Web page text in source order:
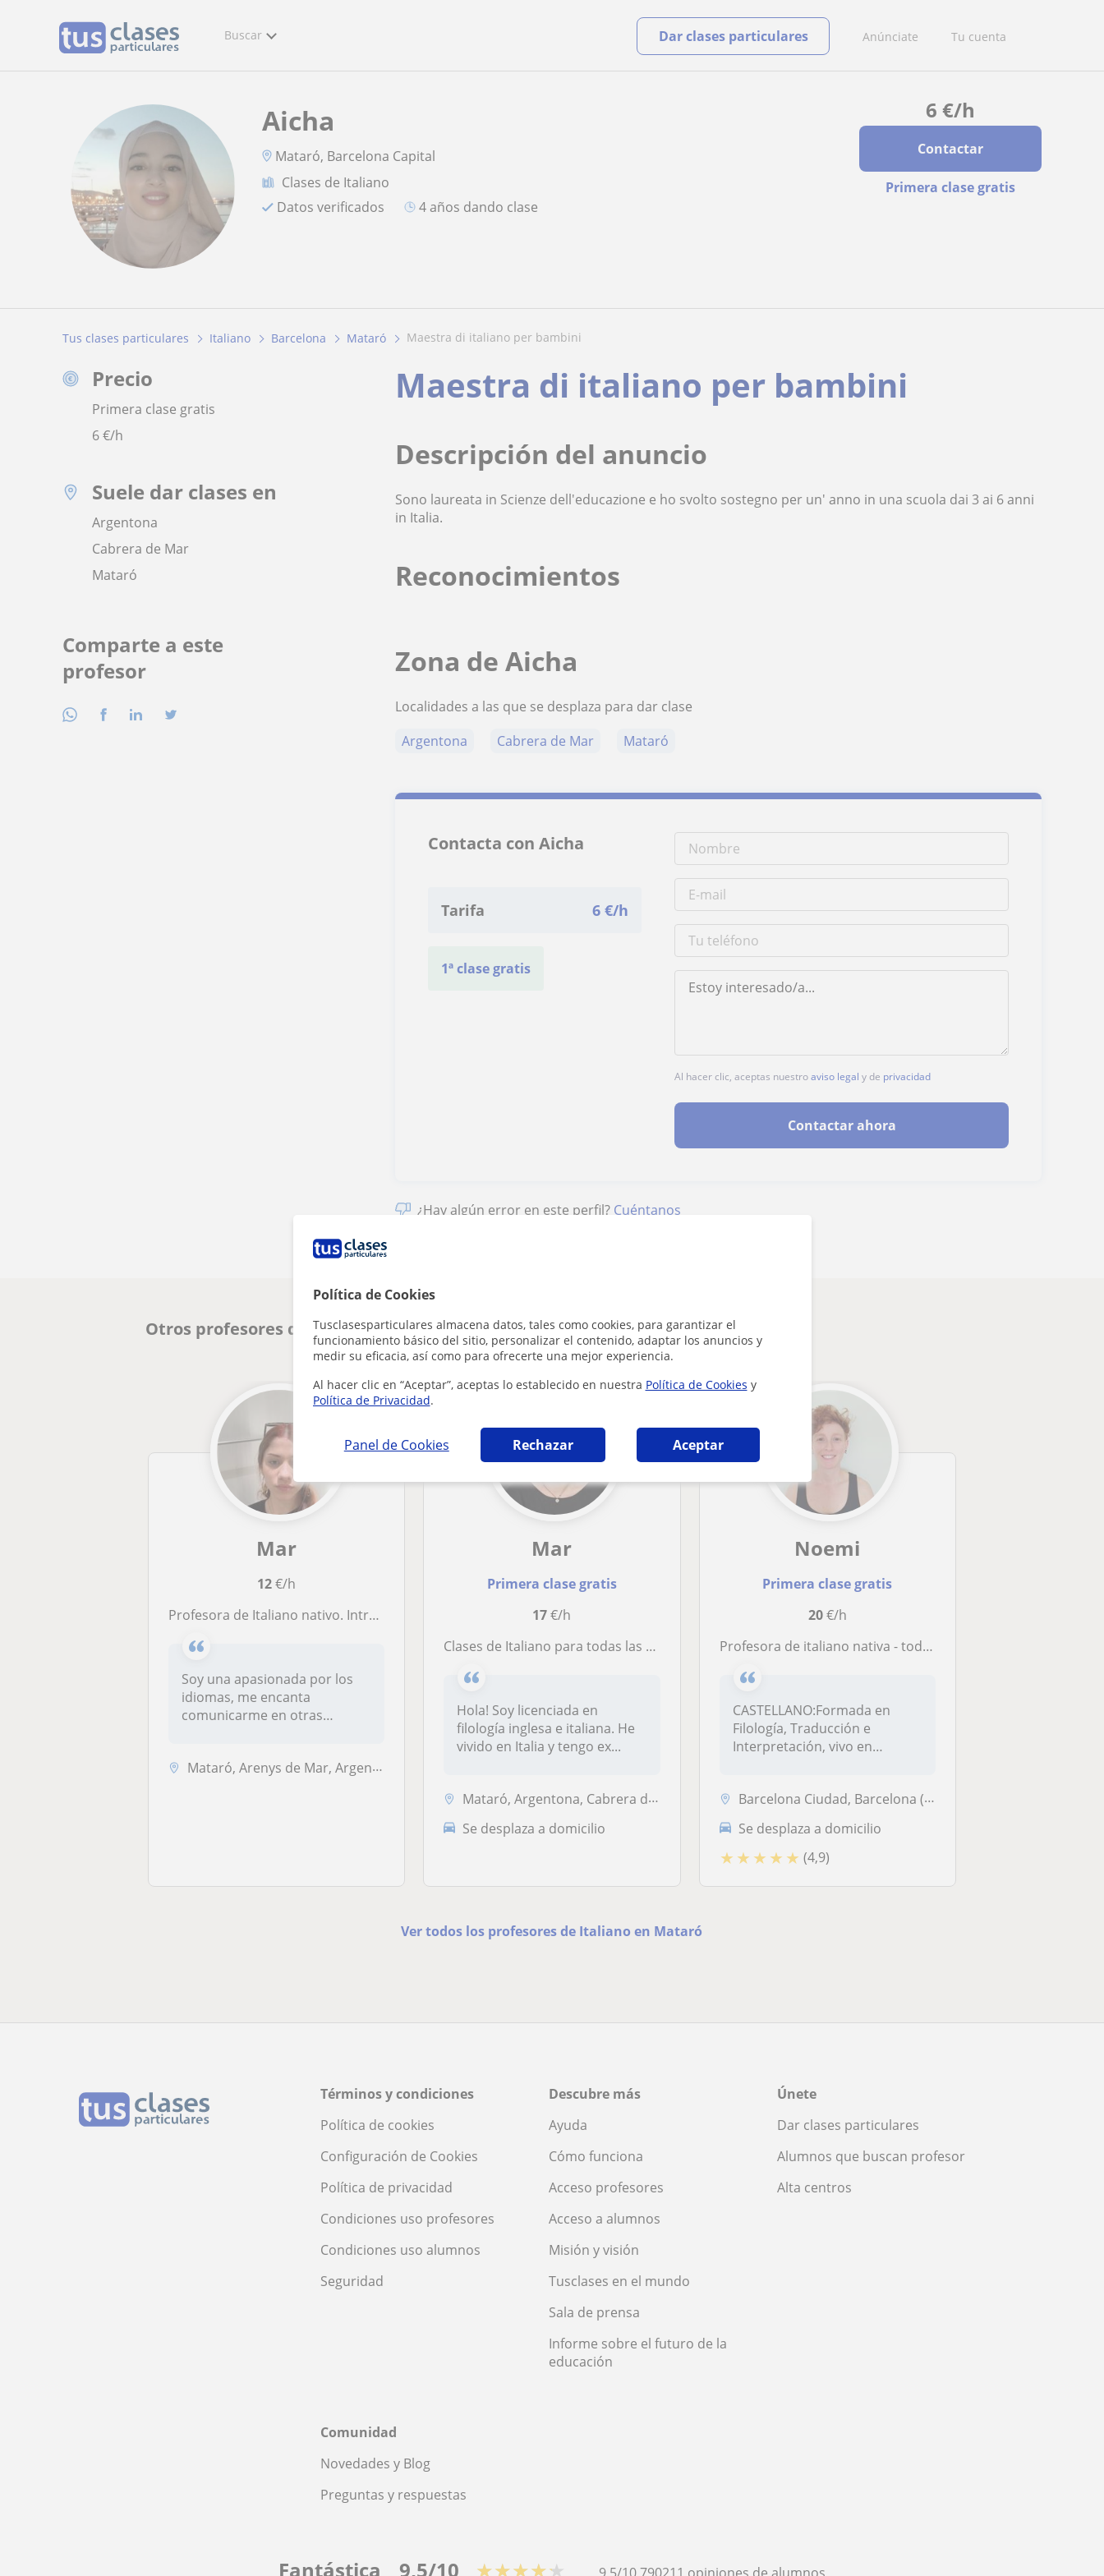
Política de Cookies
Tusclasesparticulares almacena datos, tales como cookies, para garantizar el
funcionamiento básico del sitio, personalizar el contenido, adaptar los anuncios y
medir su eficacia, así como para ofrecerte una mejor experiencia.
Al hacer clic en “Aceptar”, aceptas lo establecido en nuestra Política de Cookies y
Política de Privacidad.
Panel de Cookies Rechazar Aceptar
Buscar Anúnciate Tu cuenta
Dar clases particulares
6 €/h
Contactar
Primera clase gratis
Aicha
Mataró, Barcelona Capital
Clases de Italiano
Datos verificados
4 años dando clase
Tus clases particulares Italiano Barcelona Mataró maestra di italiano per bambini
Precio
Primera clase gratis
6€/h
Suele dar clases en
Argentona
Cabrera de Mar
Mataró
Comparte a este
profesor
Maestra di italiano per bambini
Descripción del anuncio
Sono laureata in Scienze dell'educazione e ho svolto sostegno per un' anno in una scuola dai 3 ai 6 anni
in Italia.
Reconocimientos
Zona de Aicha
Localidades a las que se desplaza para dar clase
Argentona
Cabrera de Mar Mataró
Contacta con Aicha
Tarifa 6 €/h
1ª clase gratis
Al hacer clic, aceptas nuestroaviso legal y de privacidad
Contactar ahora
¿Hay algún error en este perfil? Cuéntanos
Otros profesores de Italiano en Mataró que pueden interesarte
Mar
12€/h
Profesora de Italiano nativo. Introducción a conversaciónes cotidianas y ayuda gramatical para mejorar la antonación
Soy una apasionada por los
idiomas, me encanta
comunicarme en otras
Mataró, Arenys de Mar, Argentona, Cabrera de Mar, Calella, Sant Andreu...
Mar
Primera clase gratis
17€/h
Clases de Italiano para todas las edades
Hola! Soy licenciada en
filología inglesa e italiana. He
vivido en Italia y tengo ex...
Mataró, Argentona, Cabrera de Mar
Se desplaza a domicilio
Noemi
Primera clase gratis
20€/h
Profesora de italiano nativa - todas las edades y niveles
CASTELLANO:Formada en
Filología, Traducción e
Interpretación, vivo en
Barcelona Ciudad, Barcelona (Ciudad), Esplugues de Llobregat, Hospital...
Se desplaza a domicilio
★ ★ ★ ★ ★ (4,9)
Ver todos los profesores de Italiano en Mataró
Términos y condiciones
Política de cookies
Configuración de Cookies
Política de privacidad
Condiciones uso profesores
Condiciones uso alumnos
Seguridad
Descubre más
Ayuda
Cómo funciona
Acceso profesores
Acceso a alumnos
Misión y visión
Tusclases en el mundo
Sala de prensa
Informe sobre el futuro de la
educación
Únete
Dar clases particulares
Alumnos que buscan profesor
Alta centros
Comunidad
Novedades y Blog
Preguntas y respuestas
Fantástica 9,5/10 ★★★★★